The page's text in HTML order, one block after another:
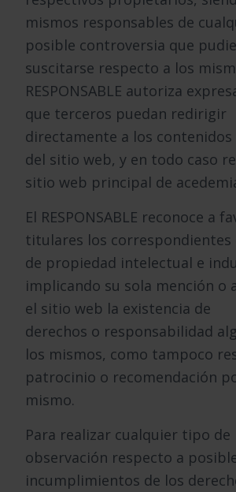
mismos responsables de
posible controversia que
suscitarse respecto a los
RESPONSABLE autoriza
que terceros puedan redirigir
directamente a los
del sitio web, y en todo caso
sitio web principal de
El RESPONSABLE reconoce a
titulares los correspondientes
de propiedad intelectual e
implicando su sola mención o
el sitio web la existencia de
derechos o responsabilidad
los mismos, como tampoco
patrocinio o recomendación
mismo.
Para realizar cualquier tipo de
observación respecto a
incumplimientos de los